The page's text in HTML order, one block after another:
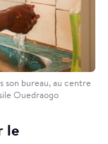
son bureau, au centre
Ouedraogo
le